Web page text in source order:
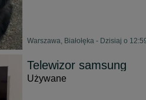
Warszawa, Białołęka - Dzisiaj o
Telewizor samsung
Używane